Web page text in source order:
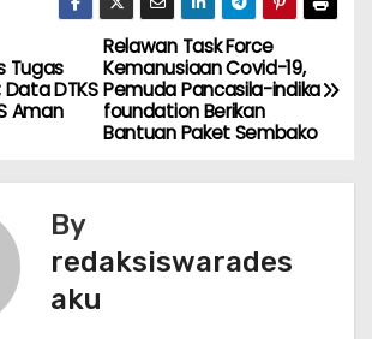
er
ai
l
ar
e
Relawan Task Force
Kemanusiaan Covid-19,
Pemuda Pancasila-indika
foundation Berikan
Bantuan Paket Sembako
Tugas
Data DTKS
Aman
By
redaksiswarades
aku